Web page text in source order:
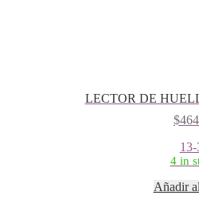
LECTOR DE
$
13-
4 in
Añadir